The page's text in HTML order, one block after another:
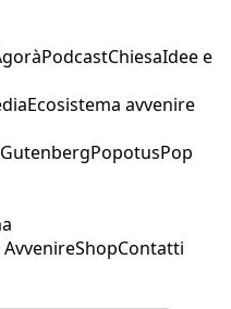
PodcastChiesaIdee e
Ecosistema avvenire
GutenbergPopotusPop
ShopContatti